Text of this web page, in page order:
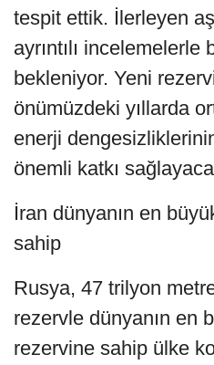
tespit ettik. İlerleyen
ayrıntılı incelemelerle
bekleniyor. Yeni
önümüzdeki yıllarda
enerji
önemli katkı
İran dünyanın en
sahip
Rusya, 47 trilyon
rezervle dünyanın en
rezervine sahip ülke